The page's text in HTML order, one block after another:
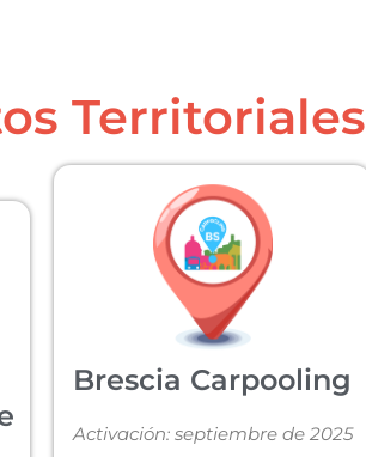
Territoriales
Brescia Carpooling
Activación: septiembre de 2025